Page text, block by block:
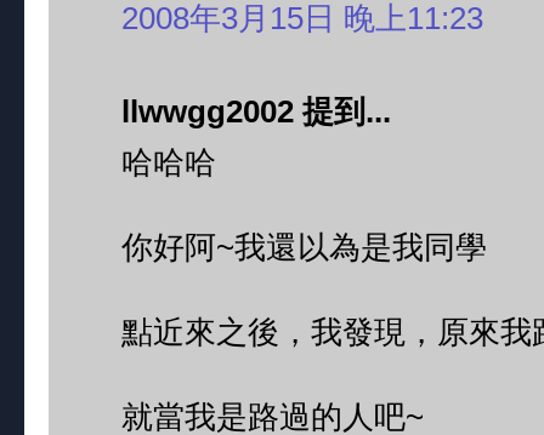
2008年3月15日 晚上11:23
llwwgg2002 提到...
哈哈哈
你好阿~我還以為是我同學
點近來之後，我發現，原來
就當我是路過的人吧~